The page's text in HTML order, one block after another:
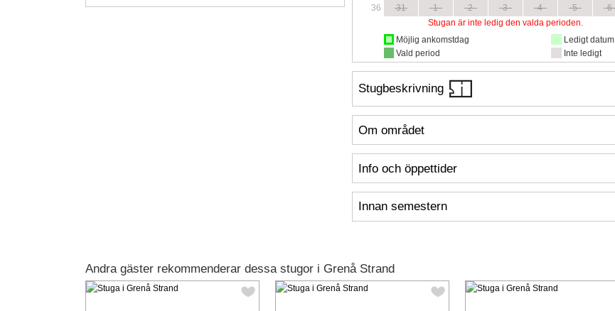
36
31 1 2 3 4 5
6
Stugan är inte ledig den valda perioden.
Möjlig ankomstdag
Vald period
Ledigt datum
Inte ledigt
Stugbeskrivning
Om området
Info och öppettider
Innan semestern
Andra gäster rekommenderar dessa stugor i Grenå Strand